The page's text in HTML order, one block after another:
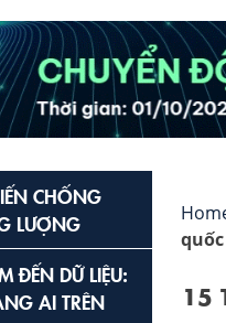
15
CHỐNG
LƯỢNG
ĐẾN DỮ LIỆU:
AI TRÊN